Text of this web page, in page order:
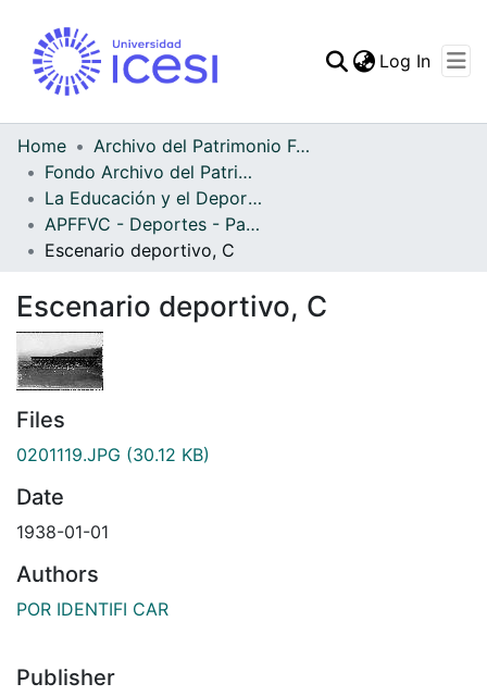
Log In
Home
Archivo del Patrimonio Fotográfico y Fílmico del Valle del Cauca
Fondo Archivo del Patrimonio Fotográfico y Fílmico del Valle del Cauca
La Educación y el Deporte
APFFVC - Deportes - Patrimonial
Escenario deportivo, C
Escenario deportivo, C
Files
0201119.JPG (30.12 KB)
Date
1938-01-01
Authors
POR IDENTIFI CAR
Publisher